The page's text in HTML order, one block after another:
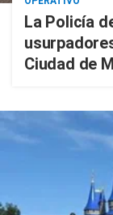
La Policía
Ciudad de